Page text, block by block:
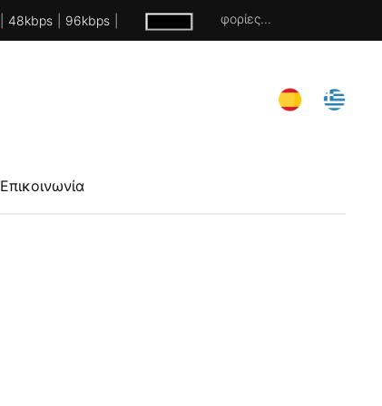
48kbps 96kbps Χωρίς πληροφορίες...
Επικοινωνία